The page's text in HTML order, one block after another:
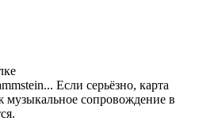
Если серьёзно, карта
музыкальное сопровождение в